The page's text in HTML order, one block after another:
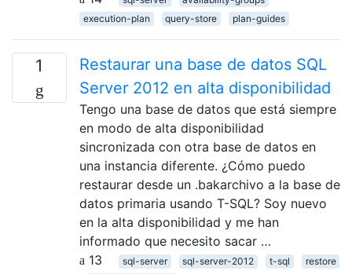
execution-plan
query-store plan-guides
1
Restaurar una base de datos SQL
Server 2012 en alta disponibilidad
Tengo una base de datos que está siempre
en modo de alta disponibilidad
sincronizada con otra base de datos en
una instancia diferente. ¿Cómo puedo
restaurar desde un .bakarchivo a la base de
datos primaria usando T-SQL? Soy nuevo
en la alta disponibilidad y me han
informado que necesito sacar …
13
sql-server sql-server-2012 t-sql
restore